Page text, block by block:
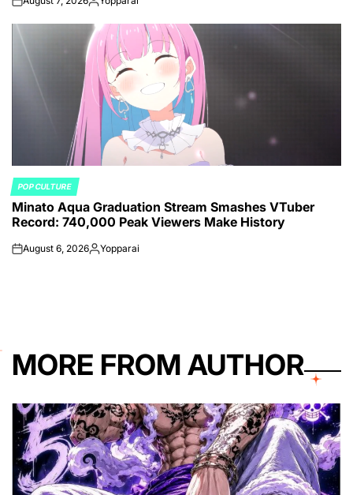
on
Posted
POSTED
IN
POP CULTURE
Minato Aqua Graduation Stream Smashes VTuber
Record: 740,000 Peak Viewers Make History
onAugust 6, 2026Posted
Yopparai
MORE FROM AUTHOR